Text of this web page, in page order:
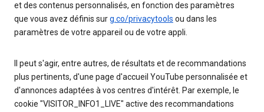
et des contenus personnalisés, en fonction des paramètres
que vous avez définis surg.co/privacytools ou dans les
paramètres de votre appareil ou de votre appli.
Il peut s'agir, entre autres, de résultats et de recommandations
plus pertinents, d'une page d'accueil YouTube personnalisée et
d'annonces adaptées à vos centres d'intérêt. Par exemple, le
cookie "VISITOR_INFO1_LIVE" active des recommandations